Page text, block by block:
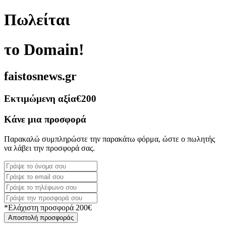
Πωλείται
το Domain!
faistosnews.gr
Εκτιμώμενη αξία€200
Κάνε μια προσφορά
Παρακαλώ συμπληρώστε την παρακάτω φόρμα, ώστε ο πωλητής
να λάβει την προσφορά σας.
*Ελάχιστη προσφορά 200€
Αποστολή προσφοράς